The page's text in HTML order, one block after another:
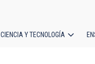
CIENCIA Y TECNOLOGÍA